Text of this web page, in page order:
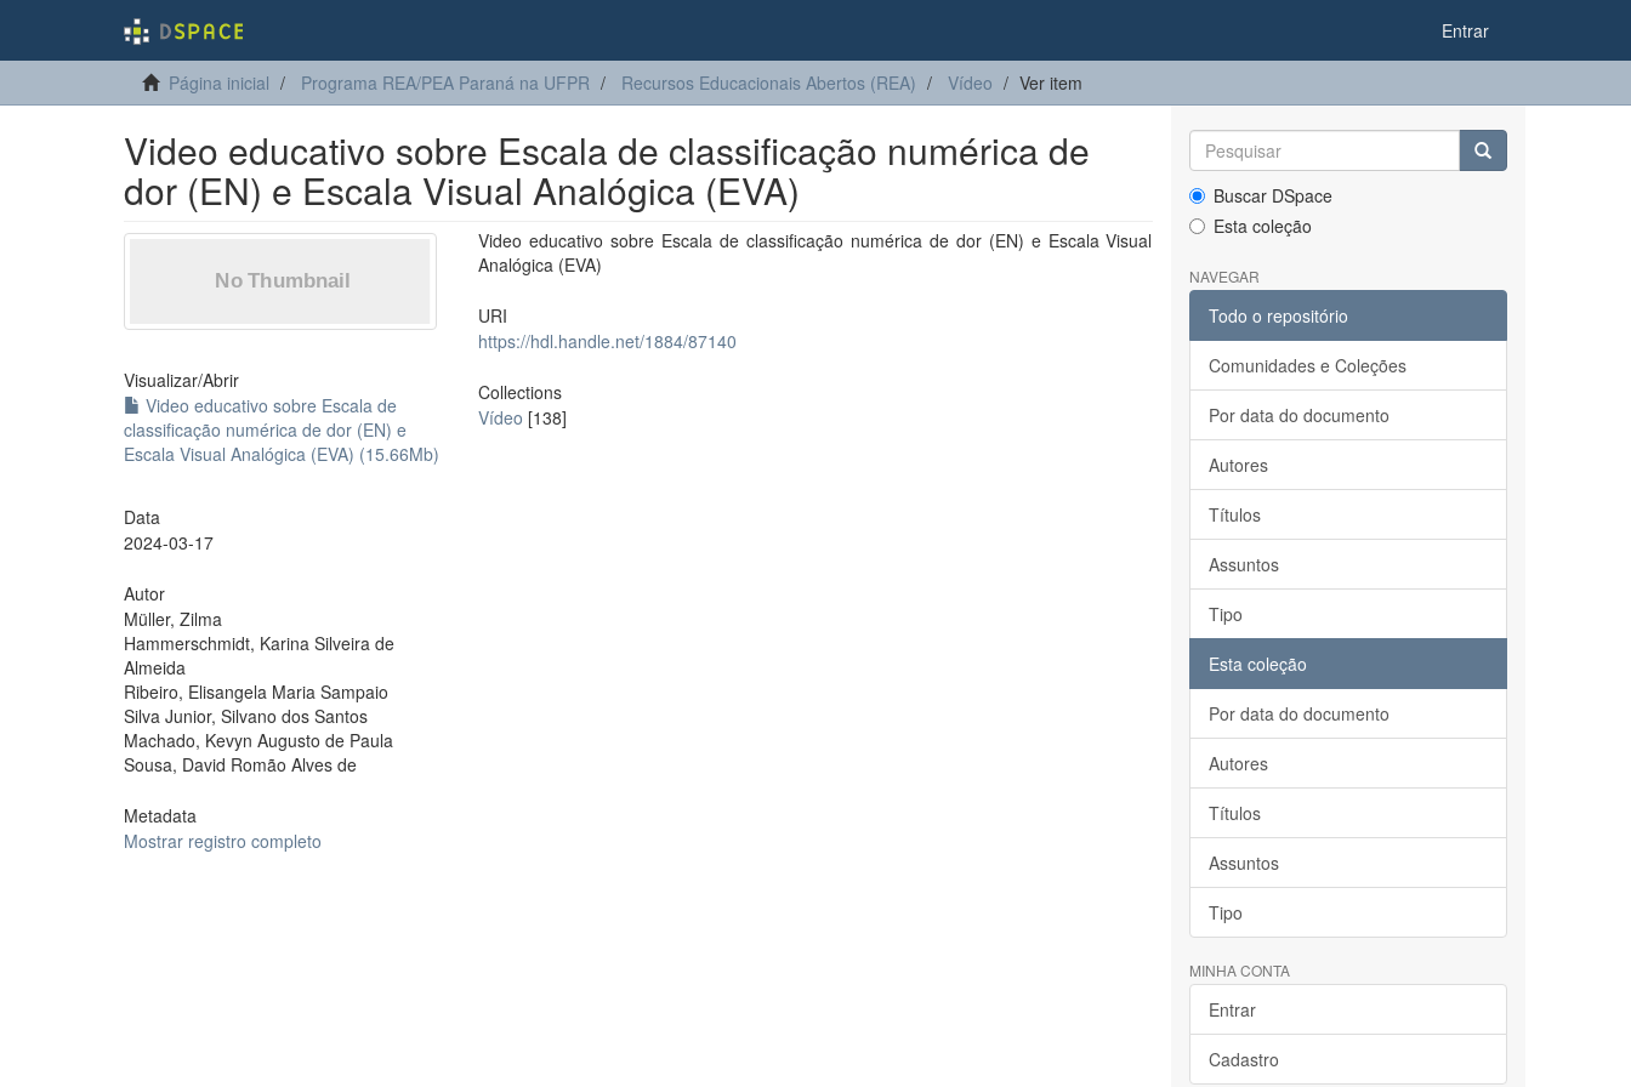
Entrar
Página inicial Programa REA/PEA Paraná na UFPR Recursos Educacionais Abertos (REA) Vídeo Ver item
Video educativo sobre Escala de classificação numérica de
dor (EN) e Escala Visual Analógica (EVA)
Visualizar/Abrir
Video educativo sobre Escala de
classificação numérica de dor (EN) e
Escala Visual Analógica (EVA) (15.66Mb)
Data
2024-03-17
Autor
Müller, Zilma
Hammerschmidt, Karina Silveira de
Almeida
Ribeiro, Elisangela Maria Sampaio
Silva Junior, Silvano dos Santos
Machado, Kevyn Augusto de Paula
Sousa, David Romão Alves de
Metadata
Mostrar registro completo
Video educativo sobre Escala de classificação numérica de dor (EN) e Escala Visual
Analógica (EVA)
URI
https://hdl.handle.net/1884/87140
Collections
Vídeo [138]
Buscar DSpace
Esta coleção
NAVEGAR
Todo o repositório
Comunidades e Coleções
Por data do documento
Autores
Títulos
Assuntos
Tipo
Esta coleção
Por data do documento
Autores
Títulos
Assuntos
Tipo
MINHA CONTA
Entrar
Cadastro